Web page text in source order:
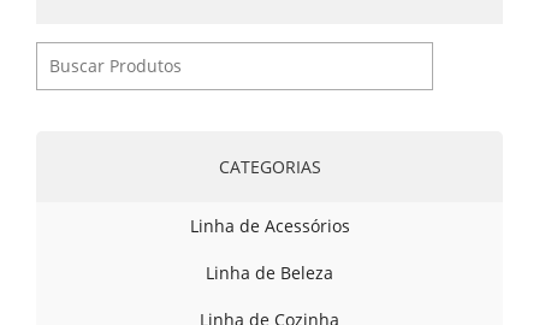
CATEGORIAS
Linha de Acessórios
Linha de Beleza
Linha de Cozinha